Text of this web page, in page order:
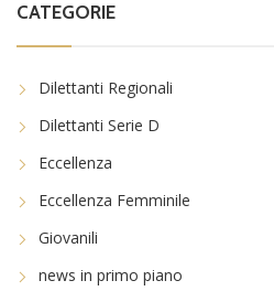
CATEGORIE
Dilettanti Regionali
Dilettanti Serie D
Eccellenza
Eccellenza Femminile
Giovanili
news in primo piano